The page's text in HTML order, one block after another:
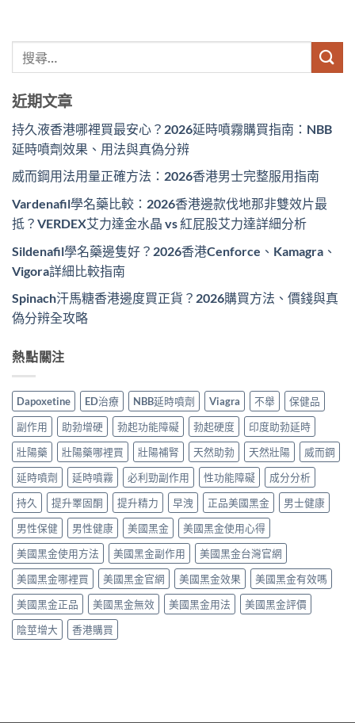
近期文章
持久液香港哪裡買最安心？2026延時噴霧購買指南：NBB
延時噴劑效果、用法與真偽分辨
威而鋼用法用量正確方法：2026香港男士完整服用指南
Vardenafil學名藥比較：2026香港邊款伐地那非雙效片最
抵？VERDEX艾力達金水晶 vs 紅屁股艾力達詳細分析
Sildenafil學名藥邊隻好？2026香港Cenforce、Kamagra、
Vigora詳細比較指南
Spinach汗馬糖香港邊度買正貨？2026購買方法、價錢與真
偽分辨全攻略
熱點關注
Dapoxetine ED治療 NBB延時噴劑 Viagra 不舉
保健品
副作用
助勃增硬 勃起功能障礙 勃起硬度
印度助勃延時
壯陽藥
壯陽藥哪裡買 壯陽補腎 天然助勃 天然壯陽
威而鋼
延時噴劑
延時噴霧 必利勁副作用 性功能障礙
成分分析
持久
提升睪固酮 提升精力 早洩 正品美國黑金
男士健康
男性保健
男性健康 美國黑金
美國黑金使用心得
美國黑金使用方法
美國黑金副作用
美國黑金台灣官網
美國黑金哪裡買
美國黑金官網 美國黑金效果
美國黑金有效嗎
美國黑金正品
美國黑金無效 美國黑金用法
美國黑金評價
陰莖增大
香港購買